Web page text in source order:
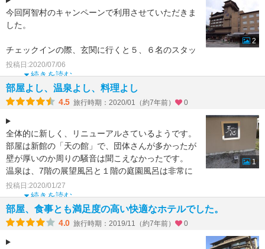
今回阿智村のキャンペーンで利用させていただきま
した。
チェックインの際、玄関に行くと５、６名のスタッ
フがお迎えにきてくれて、
検温、アルコールを行いコロナ対策は万全です。
また、女性には
続きを読む
投稿日:2020/07/06
2
部屋よし、温泉よし、料理よし
4.5 旅行時期：2020/01（約7年前） 0
全体的に新しく、リニューアルさているようです。
部屋は新館の「天の館」で、団体さんが多かったが
壁が厚いのか周りの騒音は聞こえなかったです。
温泉は、7階の展望風呂と１階の庭園風呂は非常に
良かったで
続きを読む
投稿日:2020/01/27
1
部屋、食事とも満足度の高い快適なホテルでした。
4.0 旅行時期：2019/11（約7年前） 0